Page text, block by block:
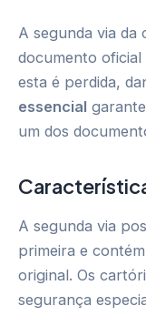
A segunda via da
documento
esta é perdida,
essencial
um dos
A segunda via
primeira e
original. Os
segurança